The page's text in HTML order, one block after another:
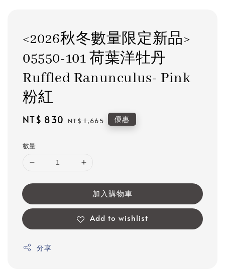
<2026秋冬數量限定新品>
05550-101 荷葉洋牡丹
Ruffled Ranunculus- Pink
粉紅
Sale
NT$ 830 Regular
NT$ 1,665 優惠
數量
加入購物車
Add to wishlist
分享